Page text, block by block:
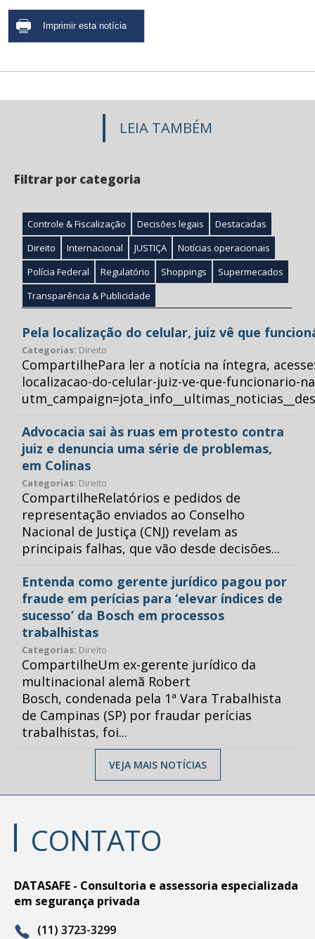
LEIA TAMBÉM
Filtrar por categoria
Controle & Fiscalização Decisões legais
Destacadas
Direito
Internacional JUSTIÇA
Notícias operacionais
Polícia Federal
Regulatório Shoppings
Supermecados
Transparência & Publicidade
Pela localização do celular, juiz vê que
Categorias: Direito
CompartilhePara ler a notícia na íntegra,
localizacao-do-celular-juiz-ve-que-funcionario-
Advocacia sai às ruas em protesto contra
juiz e denuncia uma série de problemas,
em Colinas
Categorias: Direito
CompartilheRelatórios e pedidos de
representação enviados ao Conselho
Nacional de Justiça (CNJ) revelam as
principais falhas, que vão desde decisões...
Entenda como gerente jurídico pagou por
fraude em perícias para ‘elevar índices de
sucesso’ da Bosch em processos
trabalhistas
Categorias: Direito
CompartilheUm ex-gerente jurídico da
multinacional alemã Robert
Bosch, condenada pela 1ª Vara Trabalhista
de Campinas (SP) por fraudar perícias
trabalhistas, foi...
VEJA MAIS NOTÍCIAS
CONTATO
DATASAFE - Consultoria e assessoria especializada
em segurança privada
(11) 3723-3299